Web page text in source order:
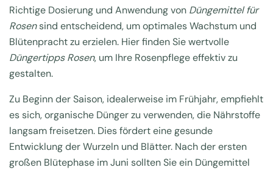
Richtige Dosierung und Anwendung von Düngemittel für
Rosensind entscheidend, um optimales Wachstum und
Blütenpracht zu erzielen. Hier finden Sie wertvolle
Düngertipps Rosen, um Ihre Rosenpflege effektiv zu
gestalten.
Zu Beginn der Saison, idealerweise im Frühjahr, empfiehlt
es sich, organische Dünger zu verwenden, die Nährstoffe
langsam freisetzen. Dies fördert eine gesunde
Entwicklung der Wurzeln und Blätter. Nach der ersten
großen Blütephase im Juni sollten Sie ein Düngemittel